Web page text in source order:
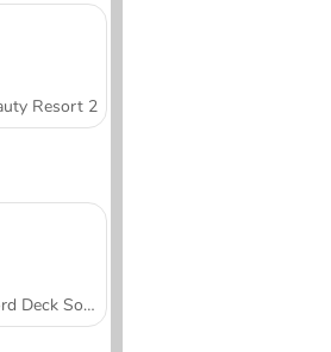
Resort 2
Word Deck Solitaire